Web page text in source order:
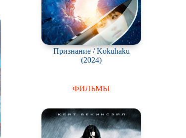
Признание / Kokuhaku
(2024)
ФИЛЬМЫ